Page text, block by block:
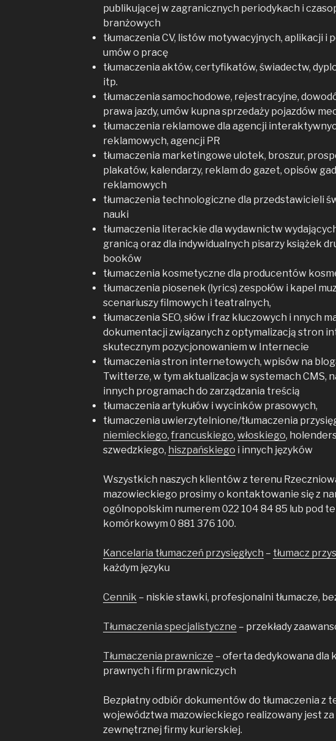
publikującej w zagranicznych periodykach i
branżowych
tłumaczenia CV, listów motywacyjnych, aplikacji i
umów o pracę
tłumaczenia aktów, certyfikatów, świadectw,
itp.
tłumaczenia samochodowe, rejestracyjne,
prawa jazdy, umów kupna sprzedaży pojazdów
tłumaczenia reklamowe dla agencji
reklamowych, agencji PR
tłumaczenia marketingowe ulotek, broszur,
plakatów, kalendarzy, reklam do gazet, opisów
reklamowych
tłumaczenia technologiczne dla przedstawicieli
nauki
tłumaczenia literackie dla wydawnictw
granicą oraz dla indywidualnych pisarzy książek
booków
tłumaczenia kosmetyczne dla producentów
tłumaczenia piosenek (lyrics) zespołów i kapel
scenariuszy filmowych i teatralnych,
tłumaczenia SEO, słów i fraz kluczowych i nnych
dokumentacji związanych z optymalizacją stron
skutecznym pozycjonowaniem w Internecie
tłumaczenia stron internetowych, wpisów na
Twitterze, w tym aktualizacja w systemach CMS,
innych programach do zarządzania treścią
tłumaczenia artykułów i wycinków prasowych,
tłumaczenia uwierzytelnione/tłumaczenia
niemieckiego, francuskiego, włoskiego,
szwedzkiego, hiszpańskiego i innych języków
Wszystkich naszych klientów z terenu
mazowieckiego prosimy o kontaktowanie się z
ogólnopolskim numerem 022 104 84 85 lub pod
komórkowym 0 881 376 100.
Kancelaria tłumaczeń przysięgłych – tłumacz
każdym języku
Cennik – niskie stawki, profesjonalni tłumacze,
Tłumaczenia specjalistyczne – przekłady
Tłumaczenia prawnicze – oferta dedykowana dla
prawnych i firm prawniczych
Bezpłatny odbiór dokumentów do tłumaczenia z
województwa mazowieckiego realizowany jest
zewnętrznej firmy kurierskiej.